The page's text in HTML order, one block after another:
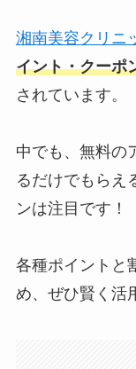
湘南美容クリニ
イント・クーポ
されています。
中でも、無料の
るだけでもらえ
ンは注目です！
各種ポイントと
め、ぜひ賢く活